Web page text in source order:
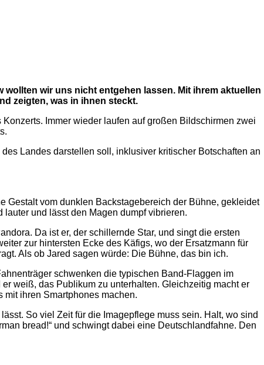
wollten wir uns nicht entgehen lassen. Mit ihrem aktuellen
zeigten, was in ihnen steckt.
Immer wieder laufen auf großen Bildschirmen zwei
Landes darstellen soll, inklusiver kritischer Botschaften an
Gestalt vom dunklen Backstagebereich der Bühne, gekleidet
und lässt den Magen dumpf vibrieren.
Da ist er, der schillernde Star, und singt die ersten
zur hintersten Ecke des Käfigs, wo der Ersatzmann für
Als ob Jared sagen würde: Die Bühne, das bin ich.
schwenken die typischen Band-Flaggen im
weiß, das Publikum zu unterhalten. Gleichzeitig macht er
mit ihren Smartphones machen.
So viel Zeit für die Imagepflege muss sein. Halt, wo sind
bread!“ und schwingt dabei eine Deutschlandfahne. Den